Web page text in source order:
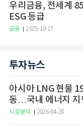
우리금융, 전세계
ESG 등급
금융 2025-10-17
투자뉴스
아시아 LNG 현물
동…국내 에너지 지
시장분석 2026-04-20